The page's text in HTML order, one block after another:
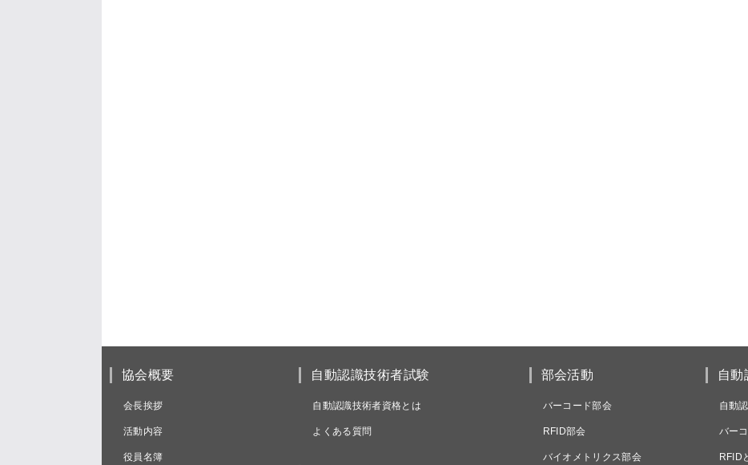
協会概要
会長挨拶
活動内容
役員名簿
自動認識技術者試験
自動認識技術者資格とは
よくある質問
部会活動
バーコード部会
RFID部会
バイオメトリクス部会
自動
自動
バー
RFID